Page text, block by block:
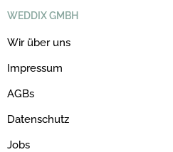
WEDDIX GMBH
Wir über uns
Impressum
AGBs
Datenschutz
Jobs